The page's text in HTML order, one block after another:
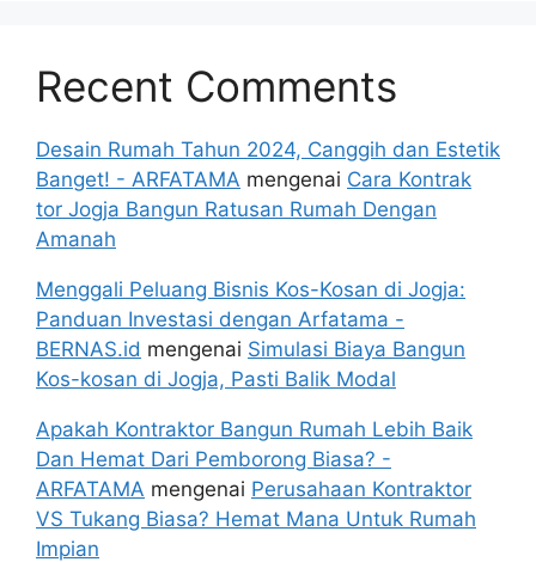
Recent Comments
Desain Rumah Tahun 2024, Canggih dan Estetik
Banget! - ARFATAMA mengenai Cara Kontrak
tor Jogja Bangun Ratusan Rumah Dengan
Amanah
Menggali Peluang Bisnis Kos-Kosan di Jogja:
Panduan Investasi dengan Arfatama -
BERNAS.id mengenai Simulasi Biaya Bangun
Kos-kosan di Jogja, Pasti Balik Modal
Apakah Kontraktor Bangun Rumah Lebih Baik
Dan Hemat Dari Pemborong Biasa? -
ARFATAMA mengenai Perusahaan Kontraktor
VS Tukang Biasa? Hemat Mana Untuk Rumah
Impian